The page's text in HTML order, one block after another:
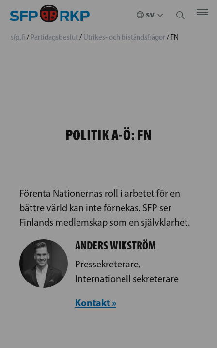
sfp.fi / Partidagsbeslut/ Utrikes- och biståndsfrågor/ FN
POLITIK A-Ö:FN
Förenta Nationernas roll i arbetet för en
bättre värld kan inte förnekas. SFP ser
Finlands medlemskap som en självklarhet.
ANDERS WIKSTRÖM
Pressekreterare,
Internationell sekreterare
Kontakt »